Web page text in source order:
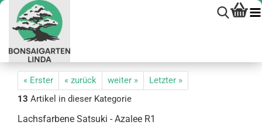
« Erster « zurück weiter »
Letzter »
13 Artikel in dieser Kategorie
Lachs­far­be­ne Sa­ts­uki - Aza­lee R1